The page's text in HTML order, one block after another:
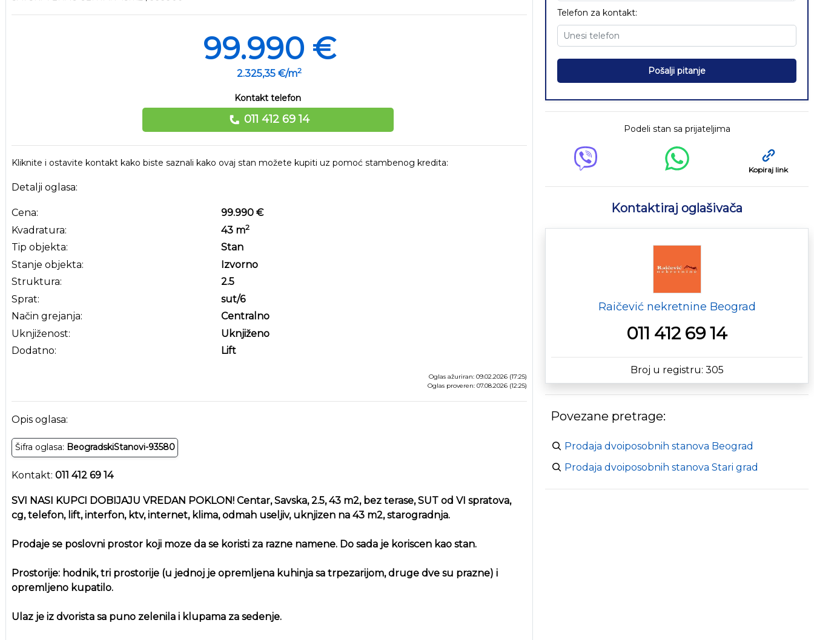
99.990 €
2.325,35 €/m2
Kontakt telefon
011 412 69 14
Kliknite i ostavite kontakt kako biste saznali kako ovaj stan možete kupiti uz pomoć stambenog kredita:
Detalji oglasa:
Cena:
Kvadratura:
Tip objekta:
Stanje objekta:
Struktura:
Sprat:
Način grejanja:
Uknjiženost:
Dodatno:
99.990 €
43m2
Stan
Izvorno
2.5
sut/6
Centralno
Uknjiženo
Lift
Oglas ažuriran: 09.02.2026 (17:25)
Oglas proveren: 07.08.2026 (12:25)
Opis oglasa:
Šifra oglasa: BeogradskiStanovi-93580
Kontakt: 011 412 69 14
SVI NASI KUPCI DOBIJAJU VREDAN POKLON! Centar, Savska, 2.5, 43 m2, bez terase, SUT od VI spratova,
cg, telefon, lift, interfon, ktv, internet, klima, odmah useljiv, uknjizen na 43 m2, starogradnja.
Prodaje se poslovni prostor koji moze da se koristi za razne namene. Do sada je koriscen kao stan.
Prostorije: hodnik, tri prostorije (u jednoj je opremljena kuhinja sa trpezarijom, druge dve su prazne) i
opremljeno kupatilo.
Ulaz je iz dvorista sa puno zelenila i klupama za sedenje.
Telefon za kontakt:
Pošalji pitanje
Podeli stan sa prijateljima
Kopiraj link
Kontaktiraj oglašivača
Raičević nekretnine Beograd
011 412 69 14
Broj u registru: 305
Povezane pretrage:
Prodaja dvoiposobnih stanova Beograd
Prodaja dvoiposobnih stanova Stari grad